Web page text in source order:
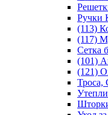
Ручки
(113)
(117)
Сетка
(101)
(121)
Троса,